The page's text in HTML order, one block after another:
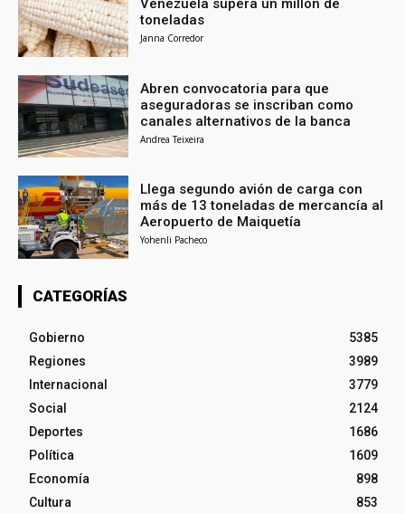
Venezuela supera un millón de
toneladas
Janna Corredor
Abren convocatoria para que
aseguradoras se inscriban como
canales alternativos de la banca
Andrea Teixeira
Llega segundo avión de carga con
más de 13 toneladas de mercancía al
Aeropuerto de Maiquetía
Yohenli Pacheco
CATEGORÍAS
Gobierno
5385
Regiones
3989
Internacional
3779
Social
2124
Deportes
1686
Política
1609
Economía
898
Cultura
853